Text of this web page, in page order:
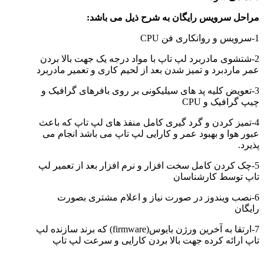
مراحل سرویس رایگان به شرح ذیل می باشد:
1-سرویس و روانکاری فن CPU
2-شتشوی مادربرد لپ تاپ با مواد درجه یک جهت بالا بردن
عمر ماردبرد و تمیز شدن بعد از لحیم کاری و تعمیر مادربرد
3-تعویض کلیه پد های سیلیکونی بر روی بافرهای گرافیک و
چیپ گرافیک و CPU
4-تمیز کردن و گرد گیری کامل منفذ های لپ تاپ که باعث
عبور هوا و بهبود عمر و کارایی لپ تاپ می باشد انجام می
پذیرد.
5-چک کردن کامل سخت افزار و نرم افزار بعد از تعمیر لپ
تاپ توسط کارشناسان
6-نصب ویندوز در صورت نیاز و اعلام مشتری بصورت
رایگان
7-ارتقا به آخرین ورژن بایوس(firmware) که برند سازنده لپ
تاپ ارائه کرده جهت بالا بردن کارایی و سرعت لپ تاپ